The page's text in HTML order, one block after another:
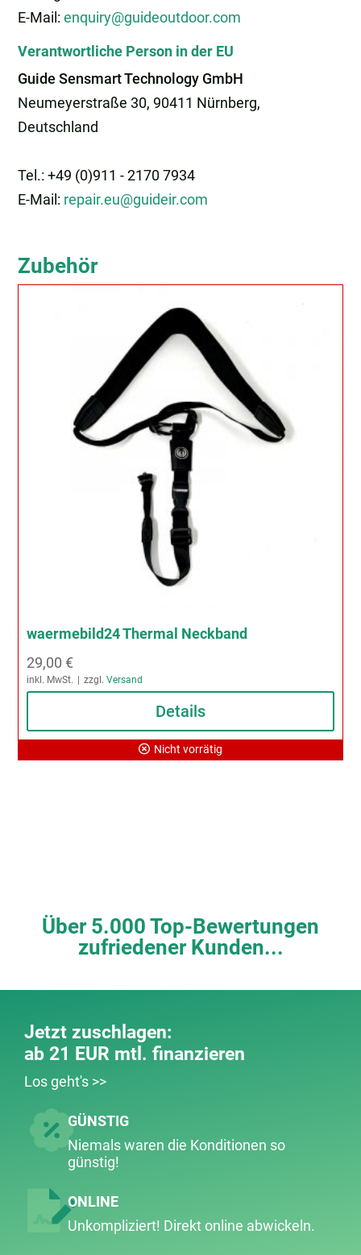
E-Mail:enquiry@guideoutdoor.com
Verantwortliche Person in der EU
Guide Sensmart Technology GmbH
Neumeyerstraße 30, 90411 Nürnberg,
Deutschland
Tel.: +49 (0)911 - 2170 7934
E-Mail: repair.eu@guideir.com
Zubehör
waermebild24 Thermal Neckband
29,00€
inkl. MwSt. zzgl.Versand
Nicht vorrätig
Details
Über 5.000 Top-Bewertungen
zufriedener Kunden...
Jetzt zuschlagen:
ab 21 EUR mtl. finanzieren
Los geht's >>
GÜNSTIG
Niemals waren die Konditionen so
günstig!
ONLINE
Unkompliziert! Direkt online abwickeln.